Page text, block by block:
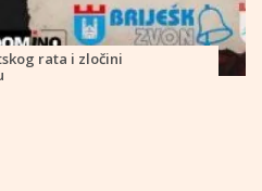
rata i zločini